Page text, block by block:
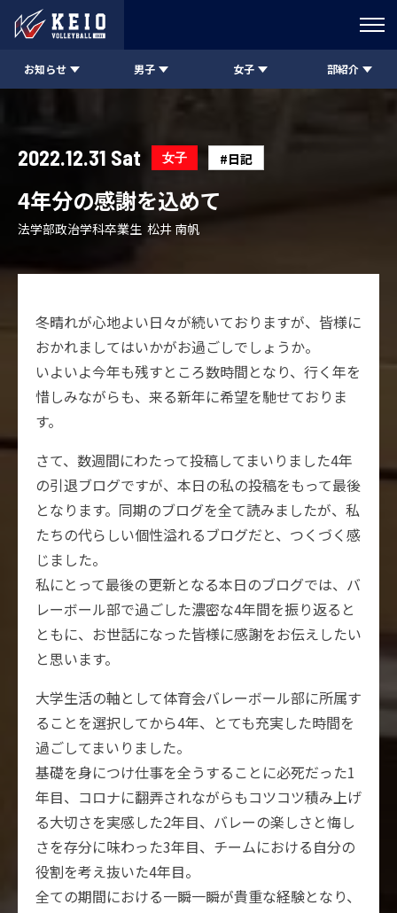
お知らせ 男子 女子 部紹介
2022.12.31 Sat 女子 #日記
4年分の感謝を込めて
法学部政治学科卒業生 松井 南帆
冬晴れが心地よい日々が続いておりますが、皆様に
おかれましてはいかがお過ごしでしょうか。
いよいよ今年も残すところ数時間となり、行く年を
惜しみながらも、来る新年に希望を馳せておりま
す。
さて、数週間にわたって投稿してまいりました4年
の引退ブログですが、本日の私の投稿をもって最後
となります。同期のブログを全て読みましたが、私
たちの代らしい個性溢れるブログだと、つくづく感
じました。
私にとって最後の更新となる本日のブログでは、バ
レーボール部で過ごした濃密な4年間を振り返ると
ともに、お世話になった皆様に感謝をお伝えしたい
と思います。
大学生活の軸として体育会バレーボール部に所属す
ることを選択してから4年、とても充実した時間を
過ごしてまいりました。
基礎を身につけ仕事を全うすることに必死だった1
年目、コロナに翻弄されながらもコツコツ積み上げ
る大切さを実感した2年目、バレーの楽しさと悔し
さを存分に味わった3年目、チームにおける自分の
役割を考え抜いた4年目。
全ての期間における一瞬一瞬が貴重な経験となり、